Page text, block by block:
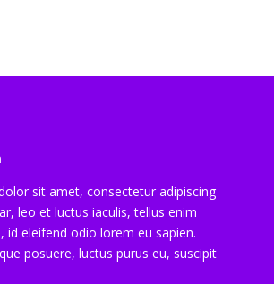
sit amet, consectetur adipiscing
leo et luctus iaculis, tellus enim
id eleifend odio lorem eu sapien.
posuere, luctus purus eu, suscipit